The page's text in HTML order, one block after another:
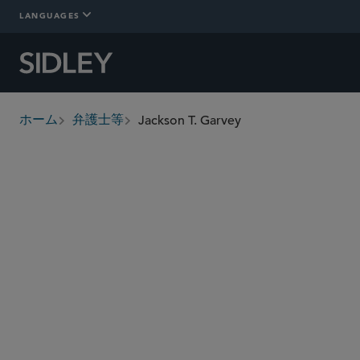
LANGUAGES
breadcrumbs
ホーム 弁護士等 Jackson T. Garvey